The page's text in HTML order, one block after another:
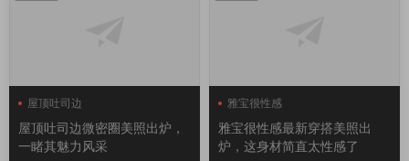
屋顶吐司边
屋顶吐司边微密圈
屋顶吐司边微密圈美照出炉，
一睹其魅力风采
雅宝很性感
雅宝很性感最新穿搭美照出
炉，这身材简直太性感了